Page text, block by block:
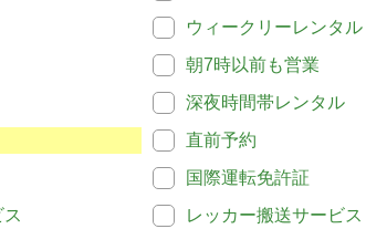
ウィークリーレンタル
朝7時以前も営業
深夜時間帯レンタル
直前予約
国際運転免許証
レッカー搬送サービス